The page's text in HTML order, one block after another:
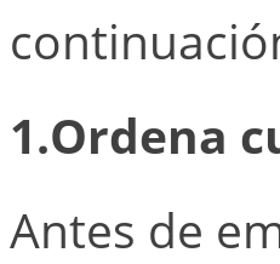
1.Ordena
Antes de